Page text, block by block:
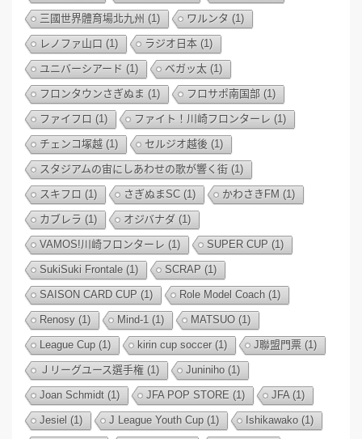
三國世界體育場北九州 (1) ワルンタ (1)
レノファ山口 (1) ラジオ日本 (1)
ユニバーシアード (1) ベガッ太 (1)
フロンタウンさぎぬま (1) フロサポ南国部 (1)
ファイフロ (1) ファイト！川崎フロンターレ (1)
チェンコ塚越 (1) セルジオ越後 (1)
スタジアムの宙にしあわせの歌が響く街 (1)
スキフロ (1) さぎぬまSC (1) かわさきFM (1)
カブレラ (1) オジバナダ (1)
VAMOS!川崎フロンターレ (1) SUPER CUP (1)
SukiSuki Frontale (1) SCRAP (1)
SAISON CARD CUP (1) Role Model Coach (1)
Renosy (1) Mind-1 (1) MATSUO (1)
League Cup (1) kirin cup soccer(1) J聯盟門票 (1)
Ｊリーグユース選手権 (1) Juniniho (1)
Joan Schmidt (1) JFA POP STORE (1) JFA (1)
Jesiel (1) J League Youth Cup (1) Ishikawako (1)